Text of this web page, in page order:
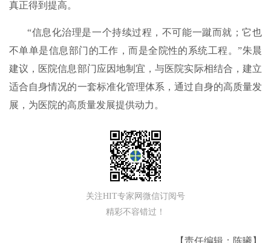
真正得到提高。
“信息化治理是一个持续过程，不可能一蹴而就；它也
不单单是信息部门的工作，而是全院性的系统工程。”朱晨
建议，医院信息部门应因地制宜，与医院实际相结合，建立
适合自身情况的一套标准化管理体系，通过自身的高质量发
展，为医院的高质量发展提供动力。
关注HIT专家网微信订阅号
精彩不容错过！